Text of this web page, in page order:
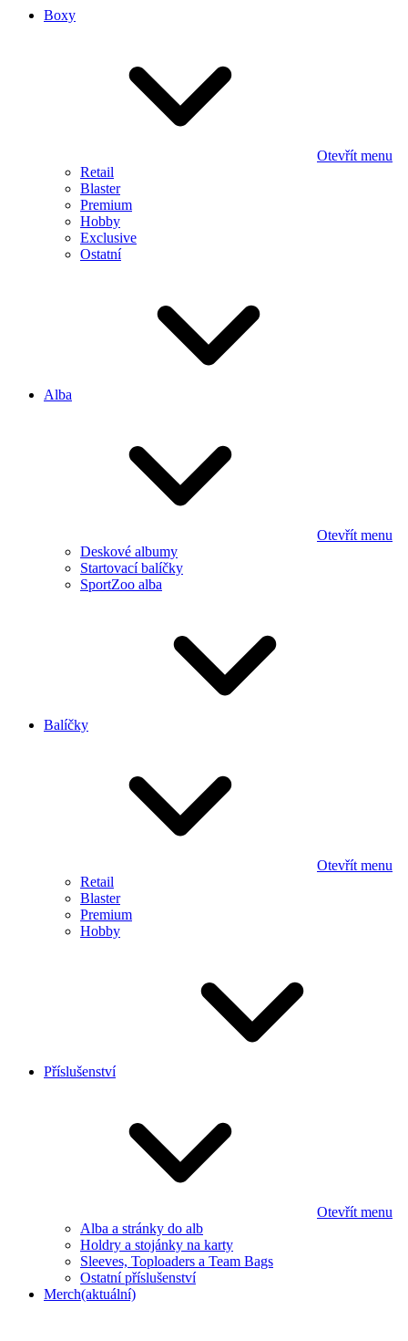
Boxy
Otevřít menu
Retail
Blaster
Premium
Hobby
Exclusive
Ostatní
Alba
Otevřít menu
Deskové albumy
Startovací balíčky
SportZoo alba
Balíčky
Otevřít menu
Retail
Blaster
Premium
Hobby
Příslušenství
Otevřít menu
Alba a stránky do alb
Holdry a stojánky na karty
Sleeves, Toploaders a Team Bags
Ostatní příslušenství
Merch(aktuální)